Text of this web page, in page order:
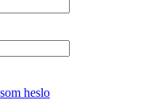
heslo